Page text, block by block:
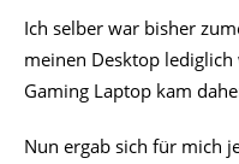
Ich selber war bisher
meinen Desktop
Gaming Laptop kam
Nun ergab sich für mich